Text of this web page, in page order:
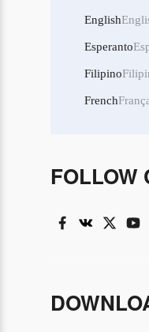
English
Esperanto
Filipino
French
FOLLOW